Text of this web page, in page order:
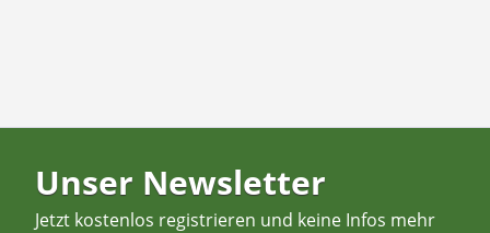
Unser Newsletter
Jetzt kostenlos registrieren und keine Infos mehr